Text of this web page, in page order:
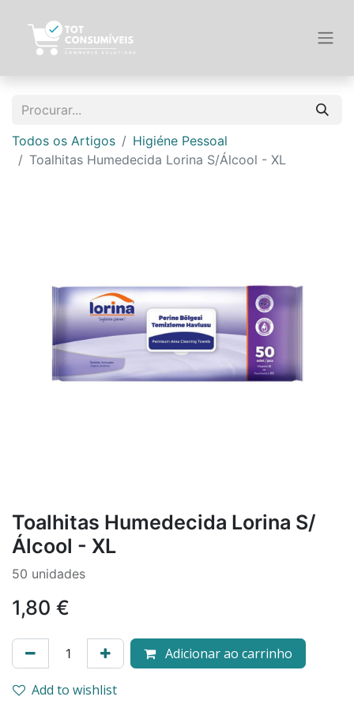
Todos os Artigos
Higiéne Pessoal
Toalhitas Humedecida Lorina S/Álcool - XL
Toalhitas Humedecida Lorina S/
Álcool - XL
50 unidades
1,80 €
Adicionar ao carrinho
Add to wishlist